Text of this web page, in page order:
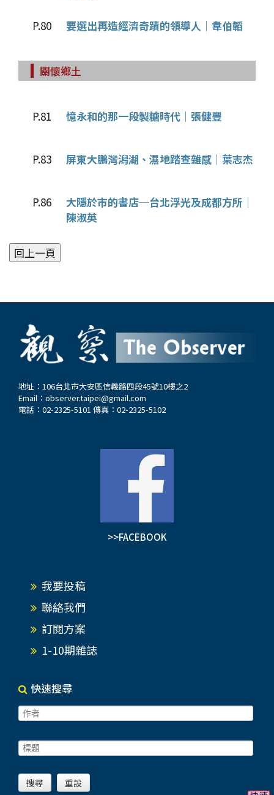
P.80 要選出再造經濟奇蹟的領導人｜韋伯韜
關懷鄉土
P.81 憶永和的那一段製糖時代｜張健豐
P.83 屏東大鵬灣潟湖、濕地踏查雜感｜葉志杰
P.86
大隱於市的書店─台北浮光及成都方所｜
陳淑英
地址：106台北市大安區信義路四段45號10樓之2
Email： observer.taipei@gmail.com
電話：02-2325-5101 傳真：02-2325-5102
>>FACEBOOK
我要投稿
聯絡我們
訂閱方案
1-10期雜誌
快速搜尋